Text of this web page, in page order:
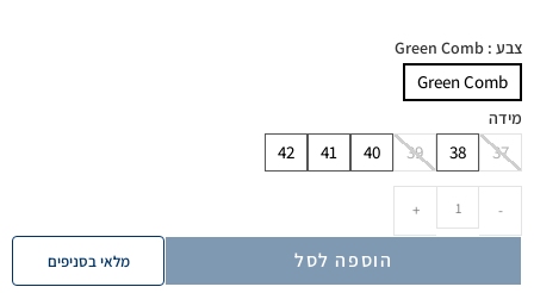
צבע : Green Comb
Green Comb
מידה
37
38
39
40
41
42
-
+
הוספה לסל מלאי בסניפים